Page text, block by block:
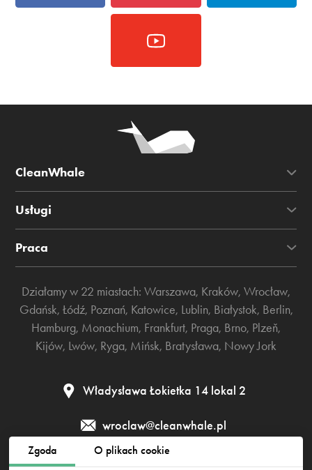
Zgoda O plikach cookie
CleanWhale
Usługi
Praca
Działamy w 22 miastach: Warszawa, Kraków, Wrocław,
Gdańsk, Łódź, Poznań, Katowice, Lublin, Białystok, Berlin,
Hamburg, Monachium, Frankfurt, Praga, Brno, Plzeň,
Kijów, Lwów, Ryga, Mińsk, Bratysława, Nowy Jork
Władysława Łokietka 14 lokal 2
wroclaw@cleanwhale.pl